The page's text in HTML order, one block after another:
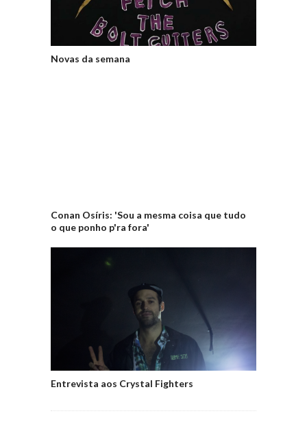
Novas da semana
Conan Osíris: 'Sou a mesma coisa que tudo
o que ponho p'ra fora'
Entrevista aos Crystal Fighters